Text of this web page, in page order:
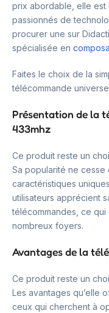
prix abordable, elle est
passionnés de
procurer une sur
spécialisée en
Faites le choix de la
télécommande
Présentation de la
433mhz
Ce produit reste un
Sa popularité ne
caractéristiques
utilisateurs apprécient
télécommandes, ce
nombreux foyers.
Avantages de la
Ce produit reste un
Les avantages qu’elle
ceux qui cherchent à